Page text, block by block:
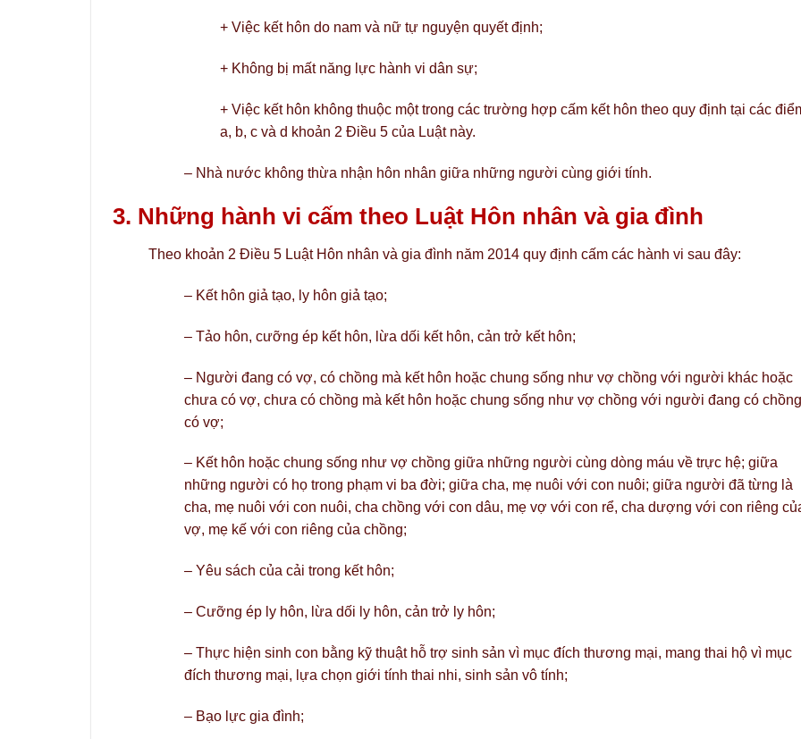
+ Việc kết hôn do nam và nữ tự nguyện quyết định;
+ Không bị mất năng lực hành vi dân sự;
+ Việc kết hôn không thuộc một trong các trường hợp cấm kết hôn theo quy định tại các
a, b, c và d khoản 2 Điều 5 của Luật này.
– Nhà nước không thừa nhận hôn nhân giữa những người cùng giới tính.
3. Những hành vi cấm theo Luật Hôn nhân và gia đình
Theo khoản 2 Điều 5 Luật Hôn nhân và gia đình năm 2014 quy định cấm các hành vi sau đây:
– Kết hôn giả tạo, ly hôn giả tạo;
– Tảo hôn, cưỡng ép kết hôn, lừa dối kết hôn, cản trở kết hôn;
– Người đang có vợ, có chồng mà kết hôn hoặc chung sống như vợ chồng với người khác hoặc
chưa có vợ, chưa có chồng mà kết hôn hoặc chung sống như vợ chồng với người đang có
có vợ;
– Kết hôn hoặc chung sống như vợ chồng giữa những người cùng dòng máu về trực hệ; giữa
những người có họ trong phạm vi ba đời; giữa cha, mẹ nuôi với con nuôi; giữa người đã từng là
cha, mẹ nuôi với con nuôi, cha chồng với con dâu, mẹ vợ với con rể, cha dượng với con riêng
vợ, mẹ kế với con riêng của chồng;
– Yêu sách của cải trong kết hôn;
– Cưỡng ép ly hôn, lừa dối ly hôn, cản trở ly hôn;
– Thực hiện sinh con bằng kỹ thuật hỗ trợ sinh sản vì mục đích thương mại, mang thai hộ vì mục
đích thương mại, lựa chọn giới tính thai nhi, sinh sản vô tính;
– Bạo lực gia đình;